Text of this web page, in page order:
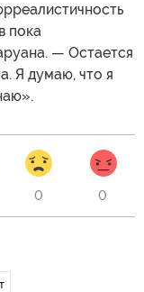
пока
— Остается
Я думаю, что я
0 0